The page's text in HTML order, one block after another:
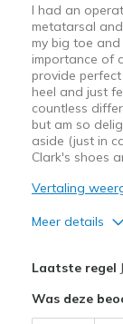
I had an
metatarsal
my big toe
importance of
provide
heel and just
countless
but am so
aside (just in
Clark's shoes
Vertaling
Meer details
Comfortable
Laatste regel
Was deze